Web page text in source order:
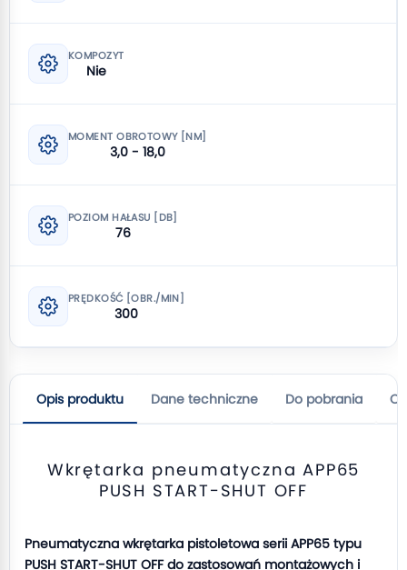
KOMPOZYT
Nie
MOMENT OBROTOWY [NM]
3,0 - 18,0
POZIOM HAŁASU [DB]
76
PRĘDKOŚĆ [OBR./MIN]
300
Opis produktu Dane techniczne Do pobrania
Wkrętarka pneumatyczna APP65
PUSH START-SHUT OFF
Pneumatyczna wkrętarka pistoletowa serii APP65 typu
PUSH START-SHUT OFF do zastosowań montażowych i